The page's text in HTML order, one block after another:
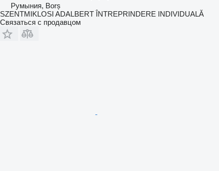
Румыния, Borș
SZENTMIKLOSI ADALBERT ÎNTREPRINDERE INDIVIDUALĂ
Связаться с продавцом